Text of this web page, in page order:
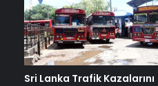
Sri Lanka Trafik Kazalarını